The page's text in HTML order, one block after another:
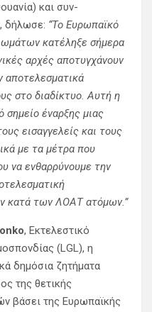
και συν-
δήλωσε: “Το Ευρωπαϊκό
κατέληξε σήμερα
αρχές αποτυγχάνουν
αποτελεσματικά
στο διαδίκτυο. Αυτή η
έναρξης μιας
εισαγγελείς και τους
με τα μέτρα που
να ενθαρρύνουμε την
κατά των ΛΟΑΤ ατόμων.”
, Εκτελεστικό
(LGL), η
δημόσια ζητήματα
της θετικής
βάσει της Ευρωπαϊκής